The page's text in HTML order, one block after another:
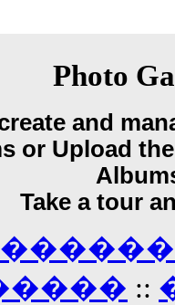
������� ��
���
���������
�� �����...
���� ������;
Photo
and
or Upload
Take a tour
::